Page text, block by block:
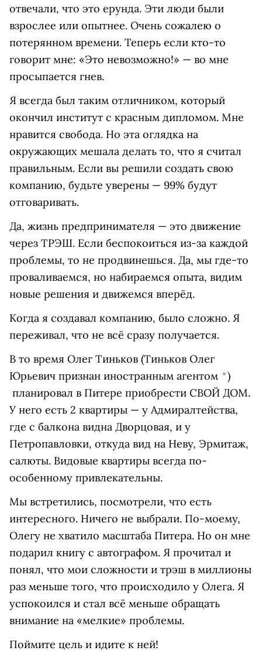
отвечали, что это ерунда. Эти люди были
взрослее или опытнее. Очень сожалею о
потерянном времени. Теперь если кто-то
говорит мне: «Это невозможно!» — во мне
просыпается гнев.
Я всегда был таким отличником, который
окончил институт с красным дипломом. Мне
нравится свобода. Но эта оглядка на
окружающих мешала делать то, что я считал
правильным. Если вы решили создать свою
компанию, будьте уверены — 99% будут
отговаривать.
Да, жизнь предпринимателя — это движение
через ТРЭШ. Если беспокоиться из-за каждой
проблемы, то не продвинешься. Да, мы где-то
проваливаемся, но набираемся опыта, видим
новые решения и движемся вперёд.
Когда я создавал компанию, было сложно. Я
переживал, что не всё сразу получается.
В то время Олег Тиньков (Тиньков Олег
Юрьевич признан иностранным агентом *)
планировал в Питере приобрести СВОЙ ДОМ.
У него есть 2 квартиры — у Адмиралтейства,
где с балкона видна Дворцовая, и у
Петропавловки, откуда вид на Неву, Эрмитаж,
салюты. Видовые квартиры всегда по-
особенному привлекательны.
Мы встретились, посмотрели, что есть
интересного. Ничего не выбрали. По-моему,
Олегу не хватило масштаба Питера. Но он мне
подарил книгу с автографом. Я прочитал и
понял, что мои сложности и трэш в миллионы
раз меньше того, что происходило у Олега. Я
успокоился и стал всё меньше обращать
внимание на «мелкие» проблемы.
Поймите цель и идите к ней!